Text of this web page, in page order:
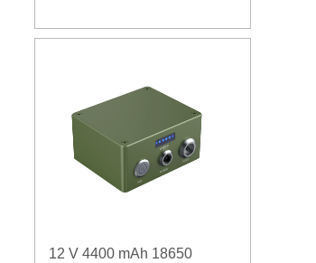
Telekommunikations-
12 V 4400 mAh 18650